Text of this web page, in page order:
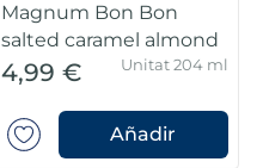
Magnum Bon Bon
salted caramel almond
4,99 € Unitat 204 ml
Añadir